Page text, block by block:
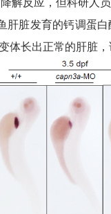
解反应，但科研人
肝脏发育的钙调蛋
长出正常的肝脏